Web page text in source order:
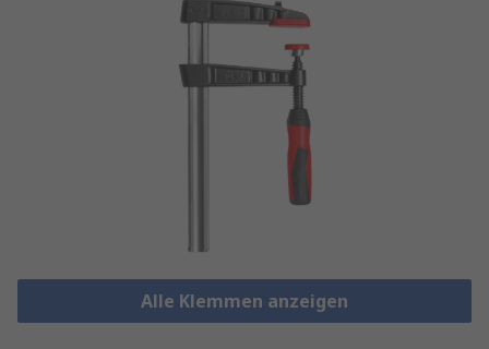
Alle Klemmen anzeigen